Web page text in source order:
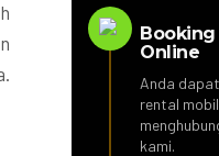
Booking
Online
Anda
rental
kami.